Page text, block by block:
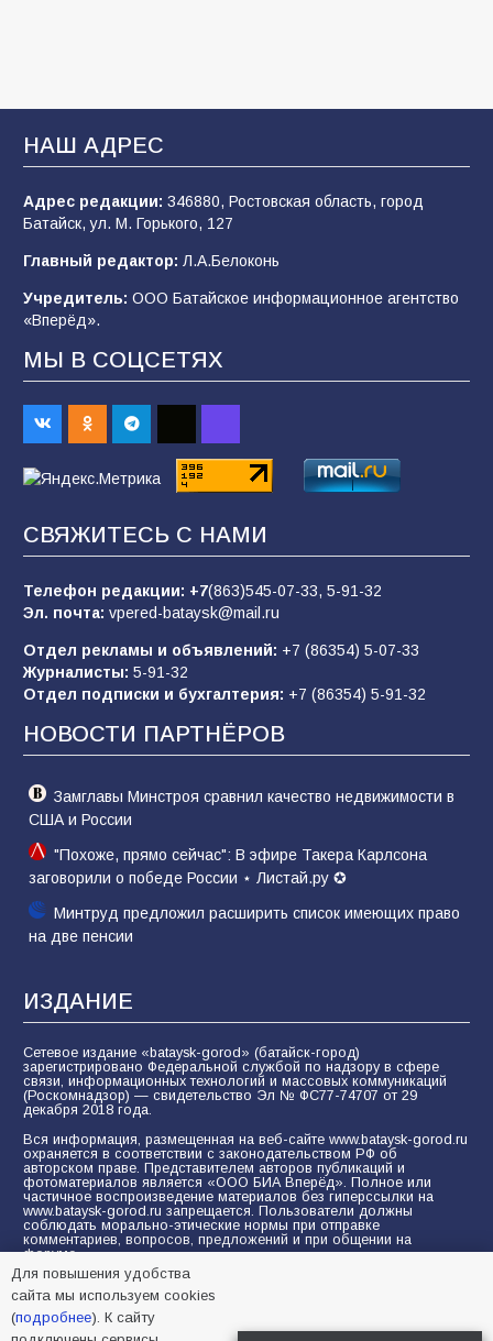
В Батайске продолжаются дорожные работы
100 04.08.2026
после выборов: в Госдуме дали ответ
95 06.08.2026
«Пургу нести — не поля переходить»: почему
заявления о мобилизации — это
пропагандистский вброс
01.08.2026
«Слухами Москву не возьмёшь»: почему
заявления Киева о мобилизации — это
отчаяние, а не разведка
81 02.08.2026
Морской квест в детском саду: как
воспитанники спасали Нептуна
74 01.08.2026
НАШ АДРЕС
Адрес редакции: 346880, Ростовская область, город
Батайск, ул. М. Горького, 127
Главный редактор: Л.А.Белоконь
Учредитель: ООО Батайское информационное агентство
«Вперёд».
МЫ В СОЦСЕТЯХ
СВЯЖИТЕСЬ С НАМИ
Телефон редакции: +7(863)545-07-33, 5-91-32
Эл. почта: vpered-bataysk@mail.ru
Отдел рекламы и объявлений: +7 (86354) 5-07-33
Журналисты: 5-91-32
Отдел подписки и бухгалтерия: +7 (86354) 5-91-32
НОВОСТИ ПАРТНЁРОВ
Замглавы Минстроя сравнил качество недвижимости в
США и России
"Похоже, прямо сейчас": В эфире Такера Карлсона
заговорили о победе России ⋆ Листай.ру ✪
Минтруд предложил расширить список имеющих право
на две пенсии
ИЗДАНИЕ
Сетевое издание «bataysk-gorod» (батайск-город)
зарегистрировано Федеральной службой по надзору в сфере
связи, информационных технологий и массовых коммуникаций
(Роскомнадзор) — свидетельство Эл № ФС77-74707 от 29
декабря 2018 года.
Вся информация, размещенная на веб-сайте www.bataysk-gorod.ru
охраняется в соответствии с законодательством РФ об
авторском праве. Представителем авторов публикаций и
фотоматериалов является «ООО БИА Вперёд». Полное или
частичное воспроизведение материалов без гиперссылки на
www.bataysk-gorod.ru запрещается. Пользователи должны
соблюдать морально-этические нормы при отправке
комментариев, вопросов, предложений и при общении на
форуме.
Политика конфиденциальности и защиты информации
Согласие на обработку персональных данных с помощью
сервисов Yandex.Metrika, LiveInternet, top.mail.ru
Для повышения удобства
сайта мы используем cookies
(подробнее). К сайту